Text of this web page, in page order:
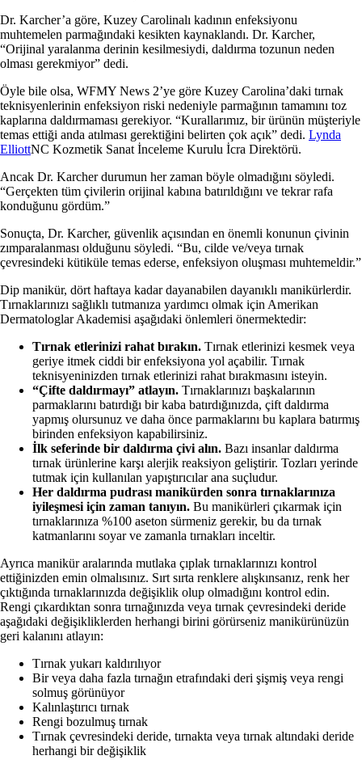
Dr. Karcher’a göre, Kuzey Carolinalı kadının enfeksiyonu
muhtemelen parmağındaki kesikten kaynaklandı. Dr. Karcher,
“Orijinal yaralanma derinin kesilmesiydi, daldırma tozunun neden
olması gerekmiyor” dedi.
Öyle bile olsa, WFMY News 2’ye göre Kuzey Carolina’daki tırnak
teknisyenlerinin enfeksiyon riski nedeniyle parmağının tamamını toz
kaplarına daldırmaması gerekiyor. “Kurallarımız, bir ürünün müşteriyle
temas ettiği anda atılması gerektiğini belirten çok açık” dedi. Lynda
ElliottNC Kozmetik Sanat İnceleme Kurulu İcra Direktörü.
Ancak Dr. Karcher durumun her zaman böyle olmadığını söyledi.
“Gerçekten tüm çivilerin orijinal kabına batırıldığını ve tekrar rafa
konduğunu gördüm.”
Sonuçta, Dr. Karcher, güvenlik açısından en önemli konunun çivinin
zımparalanması olduğunu söyledi. “Bu, cilde ve/veya tırnak
çevresindeki kütiküle temas ederse, enfeksiyon oluşması muhtemeldir.”
Dip manikür, dört haftaya kadar dayanabilen dayanıklı manikürlerdir.
Tırnaklarınızı sağlıklı tutmanıza yardımcı olmak için Amerikan
Dermatologlar Akademisi aşağıdaki önlemleri önermektedir:
Tırnak etlerinizi rahat bırakın. Tırnak etlerinizi kesmek veya
geriye itmek ciddi bir enfeksiyona yol açabilir. Tırnak
teknisyeninizden tırnak etlerinizi rahat bırakmasını isteyin.
“Çifte daldırmayı” atlayın. Tırnaklarınızı başkalarının
parmaklarını batırdığı bir kaba batırdığınızda, çift daldırma
yapmış olursunuz ve daha önce parmaklarını bu kaplara batırmış
birinden enfeksiyon kapabilirsiniz.
İlk seferinde bir daldırma çivi alın. Bazı insanlar daldırma
tırnak ürünlerine karşı alerjik reaksiyon geliştirir. Tozları yerinde
tutmak için kullanılan yapıştırıcılar ana suçludur.
Her daldırma pudrası manikürden sonra tırnaklarınıza
iyileşmesi için zaman tanıyın. Bu manikürleri çıkarmak için
tırnaklarınıza %100 aseton sürmeniz gerekir, bu da tırnak
katmanlarını soyar ve zamanla tırnakları inceltir.
Ayrıca manikür aralarında mutlaka çıplak tırnaklarınızı kontrol
ettiğinizden emin olmalısınız. Sırt sırta renklere alışkınsanız, renk her
çıktığında tırnaklarınızda değişiklik olup olmadığını kontrol edin.
Rengi çıkardıktan sonra tırnağınızda veya tırnak çevresindeki deride
aşağıdaki değişikliklerden herhangi birini görürseniz manikürünüzün
geri kalanını atlayın:
Tırnak yukarı kaldırılıyor
Bir veya daha fazla tırnağın etrafındaki deri şişmiş veya rengi
solmuş görünüyor
Kalınlaştırıcı tırnak
Rengi bozulmuş tırnak
Tırnak çevresindeki deride, tırnakta veya tırnak altındaki deride
herhangi bir değişiklik